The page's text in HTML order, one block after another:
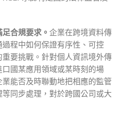
合規要求。 企業在跨境資料傳
程中如何保證有序性、可控
要挑戰。針對個人資訊境外傳
國某應用領域或某時刻的場
能否及時聯動地把相應的監管
同步處理，對於跨國公司或大